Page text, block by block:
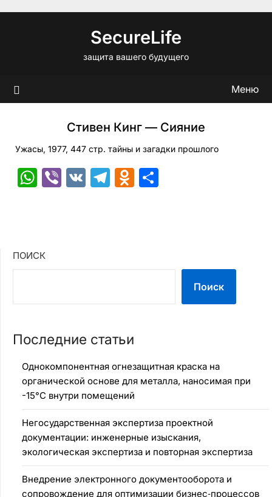
SecureLife
защита вашего будущего
Меню
Стивен Кинг — Сияние
Ужасы, 1977, 447 стр. тайны и загадки прошлого
WhatsApp
Viber
VK Telegram
Odnoklassniki
ПОИСК
Поиск
Последние статьи
Однокомпонентная огнезащитная краска на
органической основе для металла, наносимая при
-15°C внутри помещений
Негосударственная экспертиза проектной
документации: инженерные изыскания,
экологическая экспертиза и повторная экспертиза
Внедрение электронного документооборота и
сопровождение для оптимизации бизнес‑процессов